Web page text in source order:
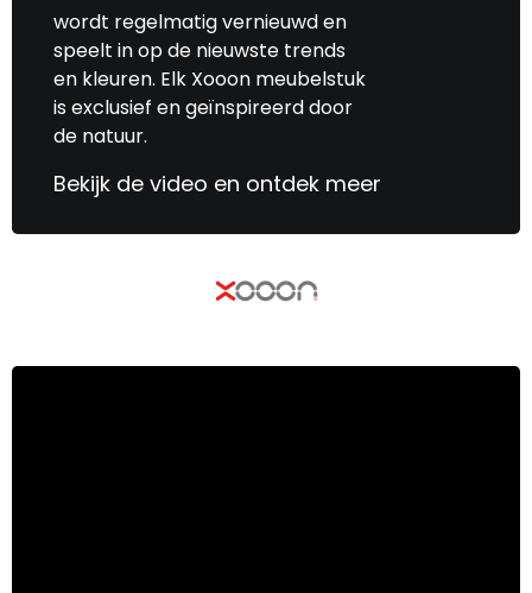
wordt regelmatig vernieuwd en
speelt in op de nieuwste trends
en kleuren. Elk Xooon meubelstuk
is exclusief en geïnspireerd door
de natuur.
Bekijk de video en ontdek meer